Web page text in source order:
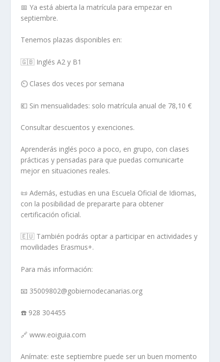
📅 Ya está abierta la matrícula para empezar en
septiembre.
Tenemos plazas disponibles en:
🇬🇧 Inglés A2 y B1
⏲️ Clases dos veces por semana
💶 Sin mensualidades: solo matrícula anual de 78,10 €
Consultar descuentos y exenciones.
Aprenderás inglés poco a poco, en grupo, con clases
prácticas y pensadas para que puedas comunicarte
mejor en situaciones reales.
📜 Además, estudias en una Escuela Oficial de Idiomas,
con la posibilidad de prepararte para obtener
certificación oficial.
🇪🇺 También podrás optar a participar en actividades y
movilidades Erasmus+.
Para más información:
📧 35009802@gobiernodecanarias.org
☎️ 928 304455
🔗 www.eoiguia.com
Anímate: este septiembre puede ser un buen momento